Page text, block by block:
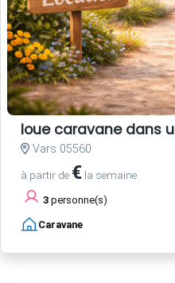
loue caravane dans
Vars 05560
à partir de € la semaine
3 personne(s)
Caravane